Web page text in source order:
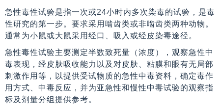
急性毒性试验是指一次或24小时内多次染毒的试验，是毒
性研究的第一步。要求采用啮齿类或非啮齿类两种动物。
通常为小鼠或大鼠采用经口、吸入或经皮染毒途径。
急性毒性试验主要测定半数致死量（浓度），观察急性中
毒表现，经皮肤吸收能力以及对皮肤、粘膜和眼有无局部
刺激作用等，以提供受试物质的急性中毒资料，确定毒作
用方式、中毒反应，并为亚急性和慢性中毒试验的观察指
标及剂量分组提供参考。